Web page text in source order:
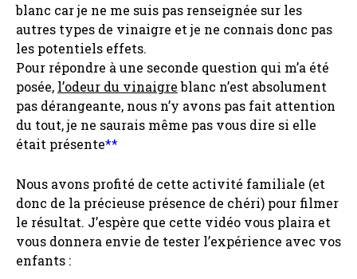
blanc car je ne me suis pas renseignée sur les
autres types de vinaigre et je ne connais donc pas
les potentiels effets.
Pour répondre à une seconde question qui m’a été
posée, l’odeur du vinaigreblanc n’est absolument
pas dérangeante, nous n’y avons pas fait attention
du tout, je ne saurais même pas vous dire si elle
était présente**
Nous avons profité de cette activité familiale (et
donc de la précieuse présence de chéri) pour filmer
le résultat. J’espère que cette vidéo vous plaira et
vous donnera envie de tester l’expérience avec vos
enfants :